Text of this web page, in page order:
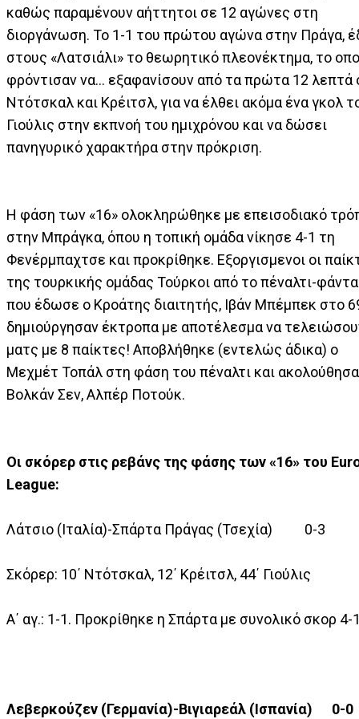
καθώς παραμένουν αήττητοι σε 12 αγώνες στη
διοργάνωση. Το 1-1 του πρώτου αγώνα στην Πράγα,
στους «Λατσιάλι» το θεωρητικό πλεονέκτημα, το
φρόντισαν να... εξαφανίσουν από τα πρώτα 12 λεπτά
Ντότσκαλ και Κρέιτσλ, για να έλθει ακόμα ένα γκολ
Γιούλις στην εκπνοή του ημιχρόνου και να δώσει
πανηγυρικό χαρακτήρα στην πρόκριση.
Η φάση των «16» ολοκληρώθηκε με επεισοδιακό
στην Μπράγκα, όπου η τοπική ομάδα νίκησε 4-1 τη
Φενέρμπαχτσε και προκρίθηκε. Εξοργισμενοι οι
της τουρκικής ομάδας Τούρκοι από το πέναλτι-
που έδωσε ο Κροάτης διαιτητής, Ιβάν Μπέμπεκ στο
δημιούργησαν έκτροπα με αποτέλεσμα να
ματς με 8 παίκτες! Αποβλήθηκε (εντελώς άδικα) ο
Μεχμέτ Τοπάλ στη φάση του πέναλτι και
Βολκάν Σεν, Αλπέρ Ποτούκ.
Οι σκόρερ στις ρεβάνς της φάσης των «16» του
League:
Λάτσιο (Ιταλία)-Σπάρτα Πράγας (Τσεχία) 0-3
Σκόρερ: 10΄ Ντότσκαλ, 12΄ Κρέιτσλ, 44΄ Γιούλις
A΄ αγ.: 1-1. Προκρίθηκε η Σπάρτα με συνολικό σκορ 4-
Λεβερκούζεν (Γερμανία)-Βιγιαρεάλ (Ισπανία) 0-0